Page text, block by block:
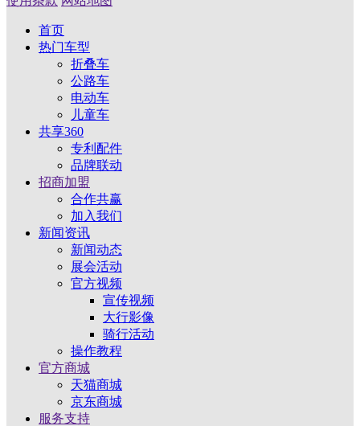
首页
热门车型
折叠车
公路车
电动车
儿童车
共享360
专利配件
品牌联动
招商加盟
合作共赢
加入我们
新闻资讯
新闻动态
展会活动
官方视频
宣传视频
大行影像
骑行活动
操作教程
官方商城
天猫商城
京东商城
服务支持